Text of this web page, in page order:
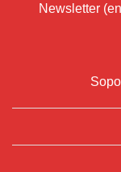
Newsletter